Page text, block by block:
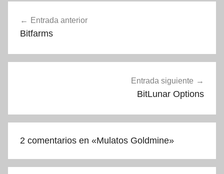
de
Entrada anterior
Bitfarms
Entrada siguiente
BitLunar Options
2 comentarios en «Mulatos Goldmine»